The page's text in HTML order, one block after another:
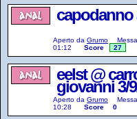
capodanno
Aperto da Grumo
01:12
Score 27
eelst @
giovanni 3/
Aperto da Grumo
10:28
Score 0